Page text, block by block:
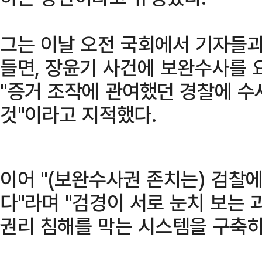
그는 이날 오전 국회에서 기자들
들면, 장윤기 사건에 보완수사를
"증거 조작에 관여했던 경찰에
것"이라고 지적했다.
이어 "(보완수사권 존치는) 검찰
다"라며 "검경이 서로 눈치 보는
권리 침해를 막는 시스템을 구축